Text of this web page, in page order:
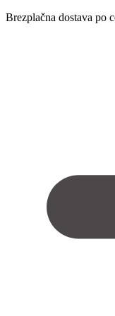
Brezplačna dostava po